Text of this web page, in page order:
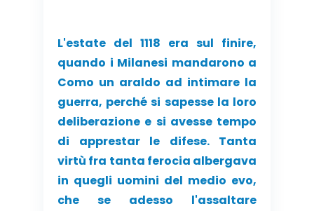
L'estate del 1118 era sul finire,
quando i Milanesi mandarono a
Como un araldo ad intimare la
guerra, perché si sapesse la loro
deliberazione e si avesse tempo
di apprestar le difese. Tanta
virtù fra tanta ferocia albergava
in quegli uomini del medio evo,
che se adesso l'assaltare